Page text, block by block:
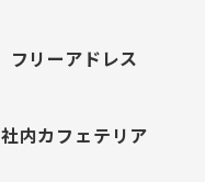
フリーアドレス
社内カフェテリア